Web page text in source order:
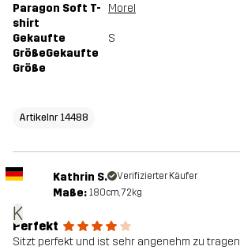
Paragon Soft T-
shirt
Morel
Gekaufte
GrößeGekaufte
Größe
S
Artikelnr 14488
K
Kathrin S. Verifizierter Käufer
Maße: 180cm, 72kg
Perfekt
Sitzt perfekt und ist sehr angenehm zu tragen